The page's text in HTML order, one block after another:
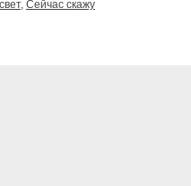
, Сейчас скажу